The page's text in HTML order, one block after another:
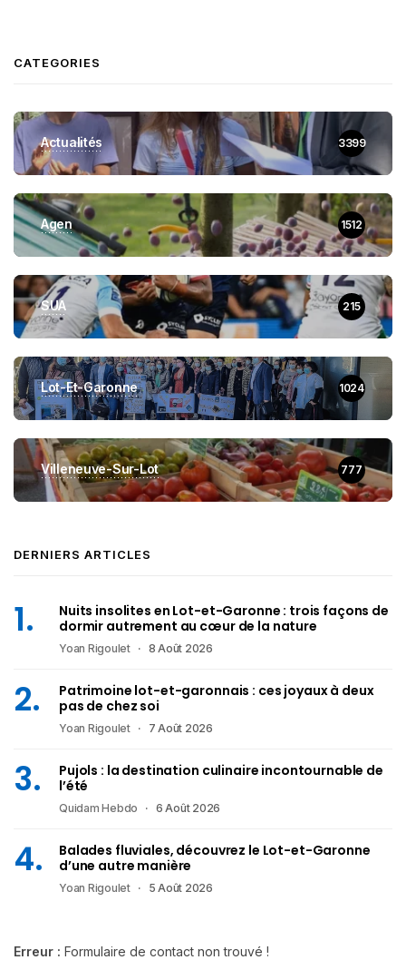
CATEGORIES
Actualités 3399
Agen 1512
SUA 215
Lot-Et-Garonne 1024
Villeneuve-Sur-Lot 777
DERNIERS ARTICLES
Nuits insolites en Lot-et-Garonne : trois façons de
dormir autrement au cœur de la nature
Yoan Rigoulet 8 Août 2026
Patrimoine lot-et-garonnais : ces joyaux à deux
pas de chez soi
Yoan Rigoulet 7 Août 2026
Pujols : la destination culinaire incontournable de
l’été
Quidam Hebdo 6 Août 2026
Balades fluviales, découvrez le Lot-et-Garonne
d’une autre manière
Yoan Rigoulet 5 Août 2026
Erreur : Formulaire de contact non trouvé !